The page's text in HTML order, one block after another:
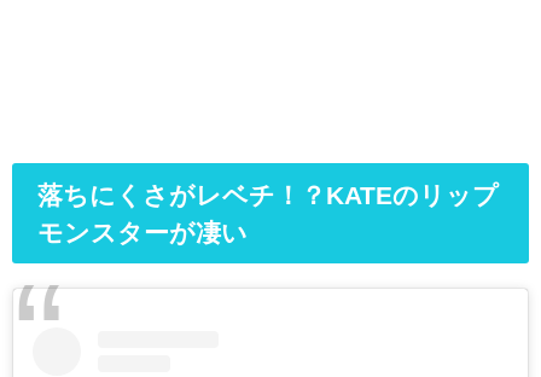
落ちにくさがレベチ！？KATEのリップ
モンスターが凄い